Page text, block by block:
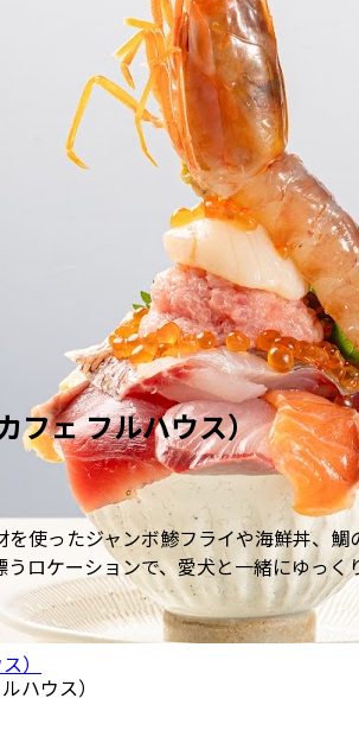
）
フェ フルハウス）
使ったジャンボ鯵フライや海鮮丼、
ロケーションで、愛犬と一緒にゆっく
ハウス）